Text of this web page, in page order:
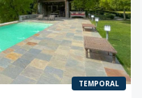
TEMPORAL